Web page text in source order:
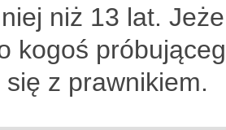
niż 13 lat.
kogoś
z prawnikiem.